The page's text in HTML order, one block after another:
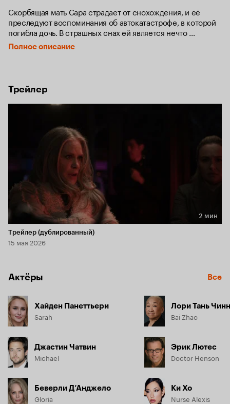
Скорбящая мать Сара страдает от снохождения, и её
преследуют воспоминания об автокатастрофе, в которой
погибла дочь. В страшных снах ей является нечто
неописуемое и жуткое. Когда страшные сны Сары
начинают прорываться в реальность и угрожать ее сыну,
Полное описание
Трейлер
Длительность 2 мин
2 мин
Трейлер (дублированный)
15 мая 2026
Актёры Все
Хайден Панеттьери
Sarah
Джастин Чатвин
Michael
Беверли Д’Анджело
Gloria
Лори Тань Чинн
Bai Zhao
Эрик Лютес
Doctor Henson
Ки Хо
Nurse Alexis